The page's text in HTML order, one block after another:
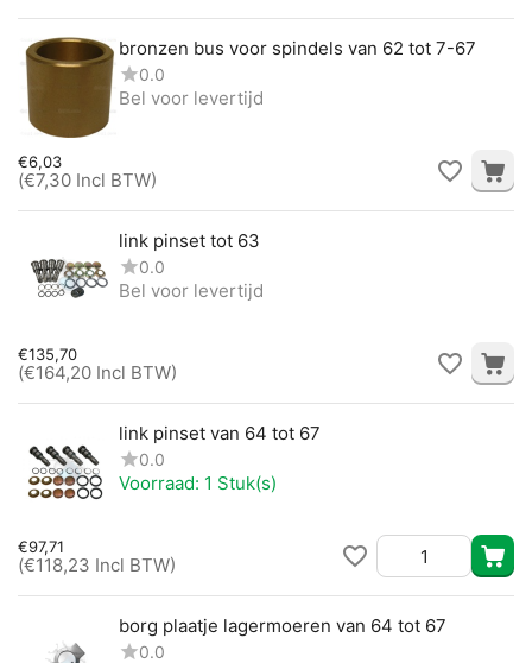
bronzen bus voor spindels van 62 tot 7-67
0.0
Bel voor levertijd
€6,03
(€7,30 Incl BTW)
link pinset tot 63
0.0
Bel voor levertijd
€135,70
(€164,20 Incl BTW)
link pinset van 64 tot 67
0.0
Voorraad: 1 Stuk(s)
€97,71
(€118,23 Incl BTW)
borg plaatje lagermoeren van 64 tot 67
0.0